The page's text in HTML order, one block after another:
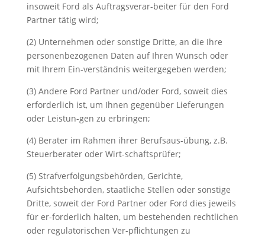
insoweit Ford als Auftragsverar-beiter für den Ford
Partner tätig wird;
(2) Unternehmen oder sonstige Dritte, an die Ihre
personenbezogenen Daten auf Ihren Wunsch oder
mit Ihrem Ein-verständnis weitergegeben werden;
(3) Andere Ford Partner und/oder Ford, soweit dies
erforderlich ist, um Ihnen gegenüber Lieferungen
oder Leistun-gen zu erbringen;
(4) Berater im Rahmen ihrer Berufsaus-übung, z.B.
Steuerberater oder Wirt-schaftsprüfer;
(5) Strafverfolgungsbehörden, Gerichte,
Aufsichtsbehörden, staatliche Stellen oder sonstige
Dritte, soweit der Ford Partner oder Ford dies jeweils
für er-forderlich halten, um bestehenden rechtlichen
oder regulatorischen Ver-pflichtungen zu